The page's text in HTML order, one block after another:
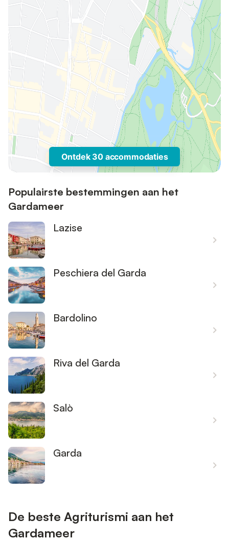
Ontdek 30 accommodaties
Populairste bestemmingen aan het
Gardameer
Lazise
Peschiera del Garda
Bardolino
Riva del Garda
Salò
Garda
De beste Agriturismi aan het
Gardameer